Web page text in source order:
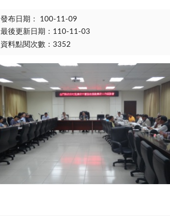
發布日期： 100-11-09
最後更新日期：110-11-03
資料點閱次數：3352